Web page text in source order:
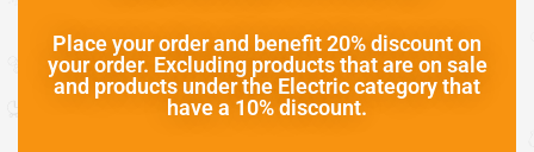
Place your order and benefit 20% discount on
your order. Excluding products that are on sale
and products under the Electric category that
have a 10% discount.